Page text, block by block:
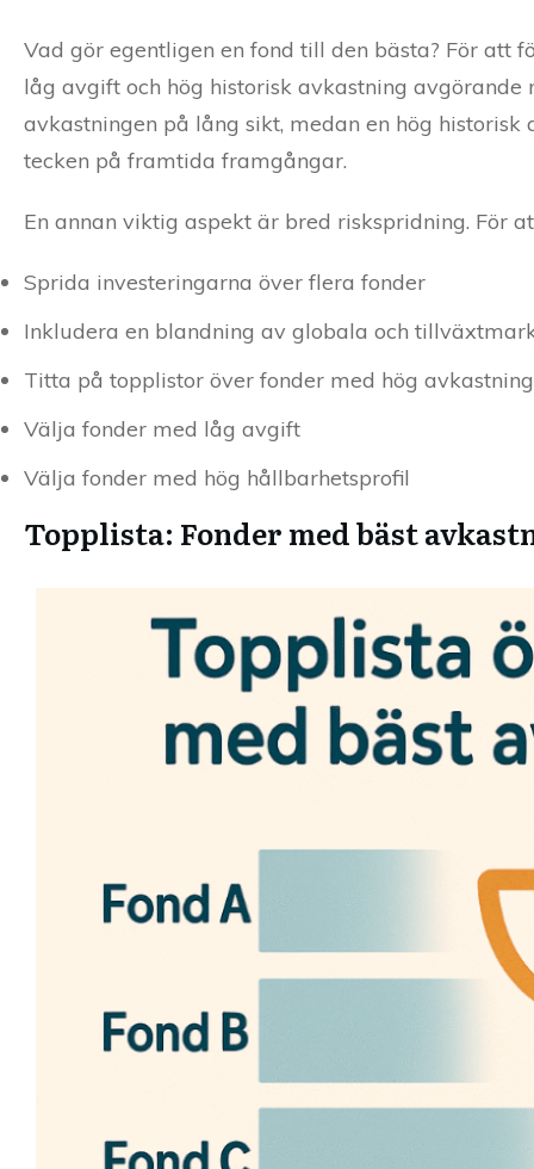
Vad gör egentligen en fond till den bästa? För att
låg avgift och hög historisk avkastning
avkastningen på lång sikt, medan en hög
tecken på framtida framgångar.
En annan viktig aspekt är bred riskspridning. För
Sprida investeringarna över flera fonder
Inkludera en blandning av globala och
Titta på topplistor över fonder med hög avkastning
Välja fonder med låg avgift
Välja fonder med hög hållbarhetsprofil
Topplista: Fonder med bäst